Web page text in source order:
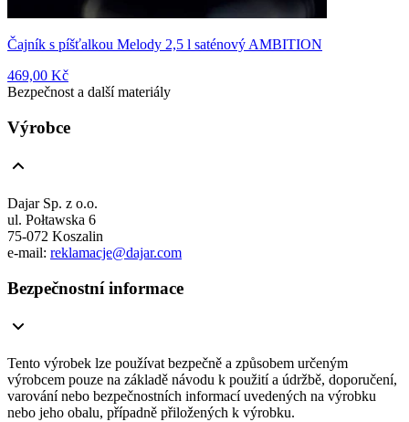
Čajník s píšťalkou Melody 2,5 l saténový AMBITION
469,00 Kč
Bezpečnost a další materiály
Výrobce
Dajar Sp. z o.o.
ul. Połtawska 6
75-072 Koszalin
e-mail: reklamacje@dajar.com
Bezpečnostní informace
Tento výrobek lze používat bezpečně a způsobem určeným
výrobcem pouze na základě návodu k použití a údržbě, doporučení,
varování nebo bezpečnostních informací uvedených na výrobku
nebo jeho obalu, případně přiložených k výrobku.